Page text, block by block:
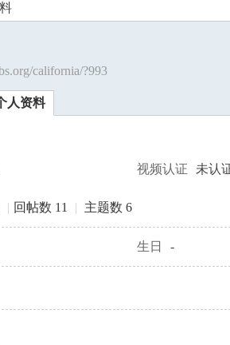
california/?993
人资料
视频认证 未认
| 回帖数 11 | 主题数 6
生日 -